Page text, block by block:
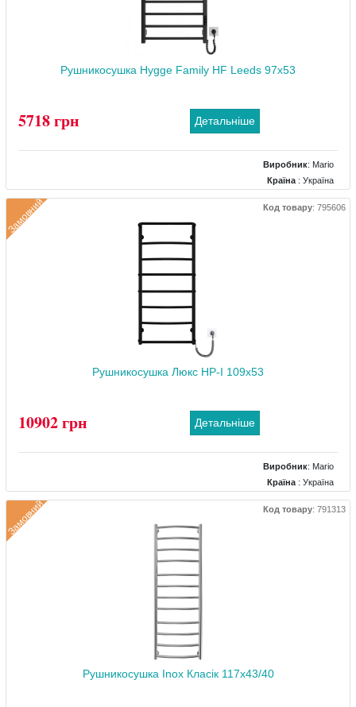
Рушникосушка Hygge Family HF Leeds 97x53
5718 грн Детальніше
Виробник: Mario
Країна : Україна
Колір: Чорний
Розміри: 530x85x970
Замовний Код товару: 795606
Рушникосушка Люкс НР-I 109x53
10902 грн Детальніше
Виробник: Mario
Країна : Україна
Колір: Чорний
Розміри: 520x150x1100
Замовний Код товару: 791313
Рушникосушка Inox Класік 117х43/40